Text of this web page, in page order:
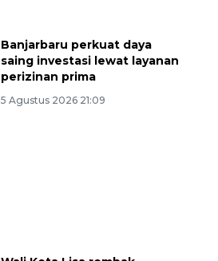
Banjarbaru perkuat daya
saing investasi lewat layanan
perizinan prima
5 Agustus 2026 21:09